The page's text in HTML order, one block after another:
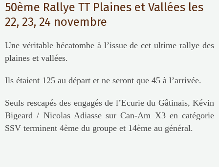
50ème Rallye TT Plaines et Vallées les
22, 23, 24 novembre
Une véritable hécatombe à l’issue de cet ultime rallye des
plaines et vallées.
Ils étaient 125 au départ et ne seront que 45 à l’arrivée.
Seuls rescapés des engagés de l’Ecurie du Gâtinais, Kévin
Bigeard / Nicolas Adiasse sur Can-Am X3 en catégorie
SSV terminent 4ème du groupe et 14ème au général.